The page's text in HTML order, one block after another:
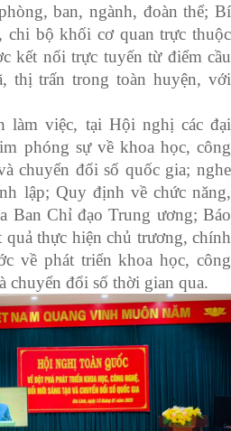
ban, ngành, đoàn thể; Bí
bộ khối cơ quan trực thuộc
kết nối trực tuyến từ điểm cầu
thị trấn trong toàn huyện, với
làm việc, tại Hội nghị các đại
phóng sự về khoa học, công
chuyển đổi số quốc gia; nghe
lập; Quy định về chức năng,
Ban Chỉ đạo Trung ương; Báo
thực hiện chủ trương, chính
về phát triển khoa học, công
chuyển đổi số thời gian qua.